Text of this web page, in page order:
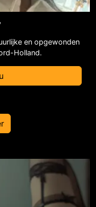
en opgewonden
Holland.